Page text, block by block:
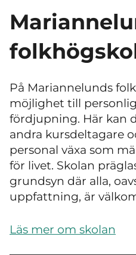
På Mariannelunds
möjlighet till
fördjupning. Här kan
andra kursdeltagare
personal växa som
för livet. Skolan
grundsyn där alla,
uppfattning, är
Läs mer om skolan